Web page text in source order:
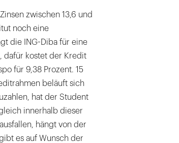
zwischen 13,6 und
noch eine
die ING-Diba für eine
dafür kostet der Kredit
für 9,38 Prozent. 15
beläuft sich
hat der Student
innerhalb dieser
hängt von der
es auf Wunsch der